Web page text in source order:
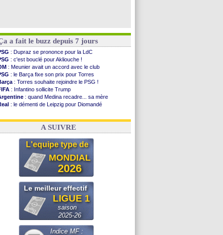
a fait le buzz depuis 7 jours
: Dupraz se prononce pour la LdC
: c'est bouclé pour Akliouche !
: Meunier avait un accord avec le club
: le Barça fixe son prix pour Torres
: Torres souhaite rejoindre le PSG !
: Infantino sollicite Trump
: quand Medina recadre... sa mère
: le démenti de Leipzig pour Diomandé
: le conseiller d'Infantino démissionne !
A SUIVRE
L'equipe type de
MONDIAL
2026
Le meilleur effectif
LIGUE 1
saison
2025-26
Indice MF :